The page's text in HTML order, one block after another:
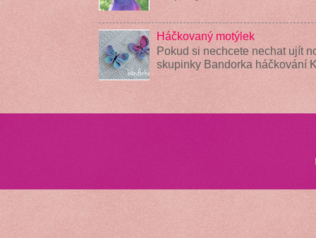
Háčkovaný motýlek
Pokud si nechcete nechat ujít
skupinky Bandorka háčkování